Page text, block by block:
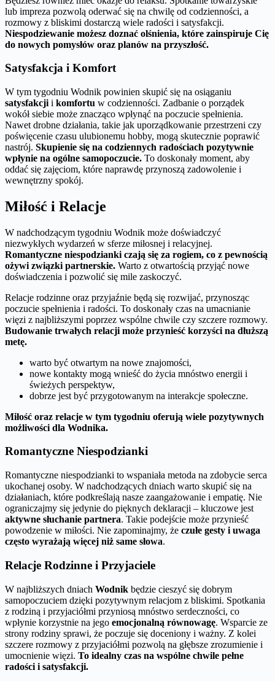
lub impreza pozwolą oderwać się na chwilę od codzienności, a
rozmowy z bliskimi dostarczą wiele radości i satysfakcji.
Niespodziewanie możesz doznać olśnienia, które zainspiruje Cię
do nowych pomysłów oraz planów na przyszłość.
Satysfakcja i Komfort
W tym tygodniu Wodnik powinien skupić się na osiąganiu
satysfakcji i komfortu w codzienności. Zadbanie o porządek
wokół siebie może znacząco wpłynąć na poczucie spełnienia.
Nawet drobne działania, takie jak uporządkowanie przestrzeni czy
poświęcenie czasu ulubionemu hobby, mogą skutecznie poprawić
nastrój. Skupienie się na codziennych radościach pozytywnie
wpłynie na ogólne samopoczucie. To doskonały moment, aby
oddać się zajęciom, które naprawdę przynoszą zadowolenie i
wewnętrzny spokój.
Miłość i Relacje
W nadchodzącym tygodniu Wodnik może doświadczyć
niezwykłych wydarzeń w sferze miłosnej i relacyjnej.
Romantyczne niespodzianki czają się za rogiem, co z pewnością
ożywi związki partnerskie. Warto z otwartością przyjąć nowe
doświadczenia i pozwolić się mile zaskoczyć.
Relacje rodzinne oraz przyjaźnie będą się rozwijać, przynosząc
poczucie spełnienia i radości. To doskonały czas na umacnianie
więzi z najbliższymi poprzez wspólne chwile czy szczere rozmowy.
Budowanie trwałych relacji może przynieść korzyści na dłuższą
metę.
warto być otwartym na nowe znajomości,
nowe kontakty mogą wnieść do życia mnóstwo energii i
świeżych perspektyw,
dobrze jest być przygotowanym na interakcje społeczne.
Miłość oraz relacje w tym tygodniu oferują wiele pozytywnych
możliwości dla Wodnika.
Romantyczne Niespodzianki
Romantyczne niespodzianki to wspaniała metoda na zdobycie serca
ukochanej osoby. W nadchodzących dniach warto skupić się na
działaniach, które podkreślają nasze zaangażowanie i empatię. Nie
ograniczajmy się jedynie do pięknych deklaracji – kluczowe jest
aktywne słuchanie partnera. Takie podejście może przynieść
powodzenie w miłości. Nie zapominajmy, że czułe gesty i uwaga
często wyrażają więcej niż same słowa.
Relacje Rodzinne i Przyjaciele
W najbliższych dniach Wodnik będzie cieszyć się dobrym
samopoczuciem dzięki pozytywnym relacjom z bliskimi. Spotkania
z rodziną i przyjaciółmi przyniosą mnóstwo serdeczności, co
wpłynie korzystnie na jego emocjonalną równowagę. Wsparcie ze
strony rodziny sprawi, że poczuje się doceniony i ważny. Z kolei
szczere rozmowy z przyjaciółmi pozwolą na głębsze zrozumienie i
umocnienie więzi. To idealny czas na wspólne chwile pełne
radości i satysfakcji.